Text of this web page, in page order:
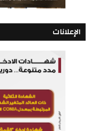
الإعلانات